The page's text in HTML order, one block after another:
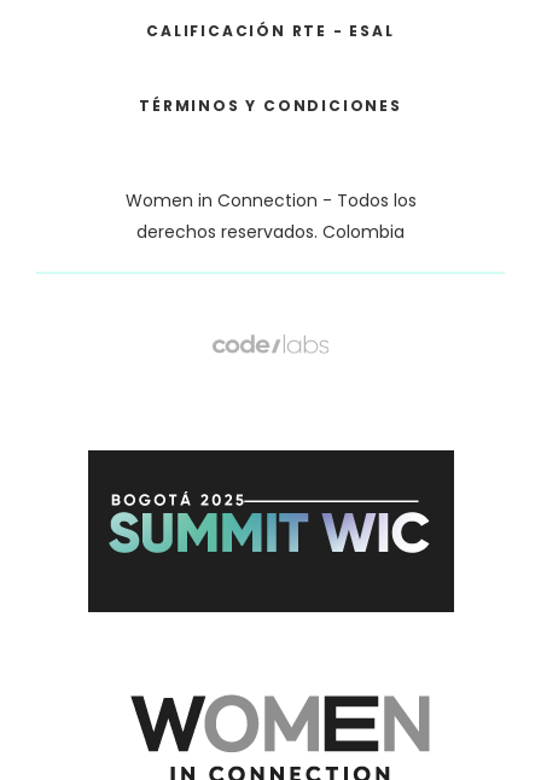
Women in Connection - Todos los
derechos reservados. Colombia
TÉRMINOS Y CONDICIONES
CALIFICACIÓN RTE - ESAL